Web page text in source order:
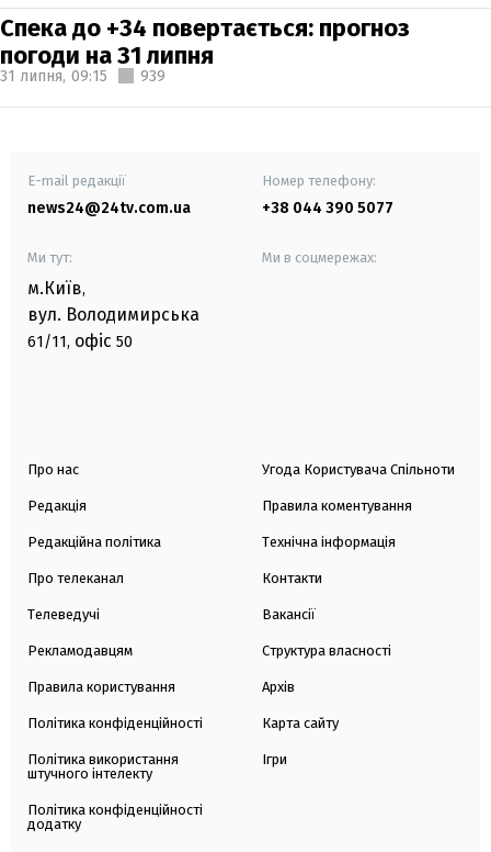
Спека до +34 повертається: прогноз
погоди на 31 липня
31 липня, 09:15 939
E-mail редакції
news24@24tv.com.ua
Номер телефону:
+38 044 390 5077
Ми тут:
м.Київ,
вул. Володимирська
61/11, офіс 50
Ми в соцмережах:
Про нас
Редакція
Редакційна політика
Про телеканал
Телеведучі
Рекламодавцям
Правила користування
Політика конфіденційності
Політика використання
штучного інтелекту
Політика конфіденційності
додатку
Угода Користувача Спільноти
Правила коментування
Технічна інформація
Контакти
Вакансії
Структура власності
Архів
Карта сайту
Ігри